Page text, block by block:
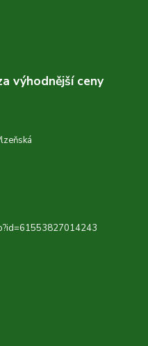
výhodnější ceny